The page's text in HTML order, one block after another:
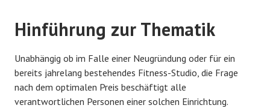
Hinführung zur Thematik
Unabhängig ob im Falle einer Neugründung oder für ein
bereits jahrelang bestehendes Fitness-Studio, die Frage
nach dem optimalen Preis beschäftigt alle
verantwortlichen Personen einer solchen Einrichtung.